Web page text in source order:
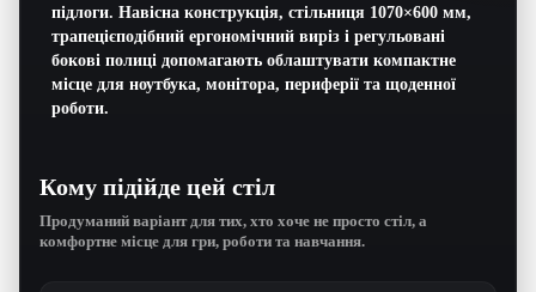
підлоги. Навісна конструкція, стільниця 1070×600 мм,
трапецієподібний ергономічний виріз і регульовані
бокові полиці допомагають облаштувати компактне
місце для ноутбука, монітора, периферії та щоденної
роботи.
Кому підійде цей стіл
Продуманий варіант для тих, хто хоче не просто стіл, а
комфортне місце для гри, роботи та навчання.